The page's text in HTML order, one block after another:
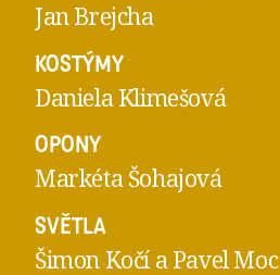
Jan Brejcha
KOSTÝMY
Daniela Klimešová
OPONY
Markéta Šohajová
SVĚTLA
Šimon Kočí a Pavel Moc